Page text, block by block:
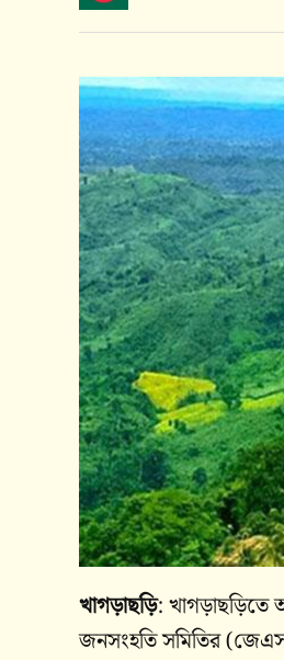
খাগড়াছড়ি: খাগড়াছড়িতে
জনসংহতি সমিতির